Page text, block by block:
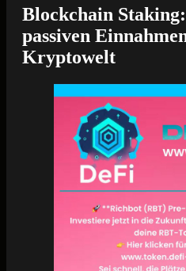
Blockchain
passiven
Kryptowelt